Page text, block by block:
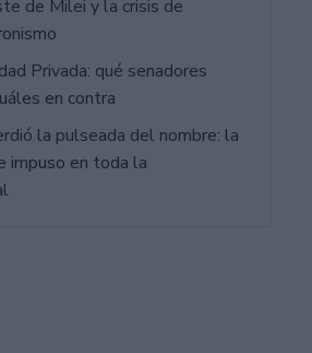
de Milei y la crisis de
Privada: qué senadores
en contra
la pulseada del nombre: la
impuso en toda la